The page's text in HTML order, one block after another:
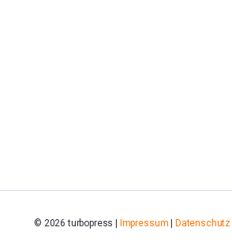
© 2026 turbopress | Impressum | Datenschutz